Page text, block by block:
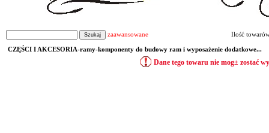
zaawansowane Ilość
CZĘŚCI I AKCESORIA-ramy-komponenty do budowy ram i wyposażenie dodatkowe...
Dane tego towaru nie mog± zostać